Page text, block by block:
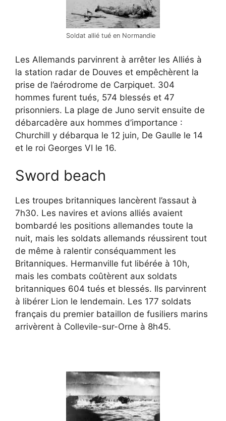
Soldat allié tué en Normandie
Les Allemands parvinrent à arrêter les Alliés à
la station radar de Douves et empêchèrent la
prise de l’aérodrome de Carpiquet. 304
hommes furent tués, 574 blessés et 47
prisonniers. La plage de Juno servit ensuite de
débarcadère aux hommes d’importance :
Churchill y débarqua le 12 juin, De Gaulle le 14
et le roi Georges VI le 16.
Sword beach
Les troupes britanniques lancèrent l’assaut à
7h30. Les navires et avions alliés avaient
bombardé les positions allemandes toute la
nuit, mais les soldats allemands réussirent tout
de même à ralentir conséquamment les
Britanniques. Hermanville fut libérée à 10h,
mais les combats coûtèrent aux soldats
britanniques 604 tués et blessés. Ils parvinrent
à libérer Lion le lendemain. Les 177 soldats
français du premier bataillon de fusiliers marins
arrivèrent à Collevile-sur-Orne à 8h45.